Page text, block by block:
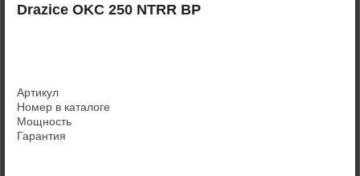
Drazice OKC 250 NTRR BP
Артикул
Номер в каталоге
Мощность
Гарантия